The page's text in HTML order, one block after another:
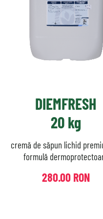
DIEMFRESH
20 kg
cremă de săpun lichid
formulă
280.00 RON